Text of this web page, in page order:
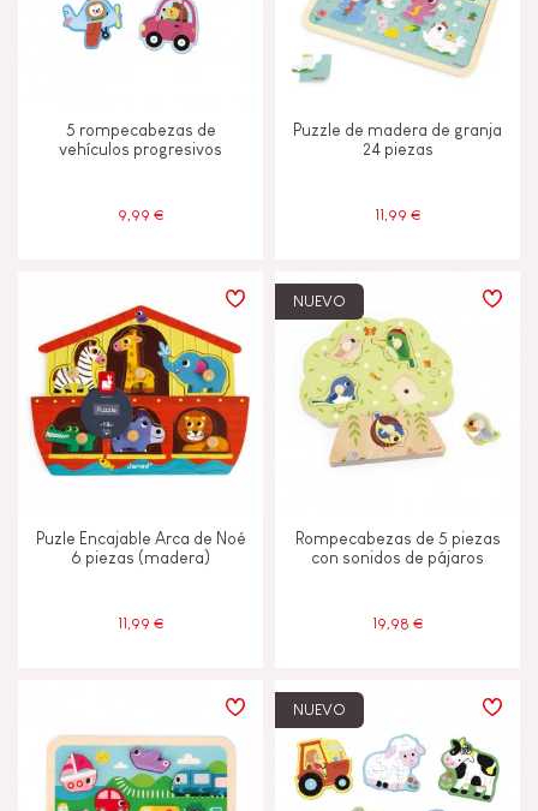
2-3 2 - 3 años
5 rompecabezas de
vehículos progresivos
9,99 €
Puzzle de madera de granja
24 piezas
11,99 €
Puzle Encajable Arca de Noé
6 piezas (madera)
11,99 €
NUEVO
Rompecabezas de 5 piezas
con sonidos de pájaros
19,98 €
NUEVO